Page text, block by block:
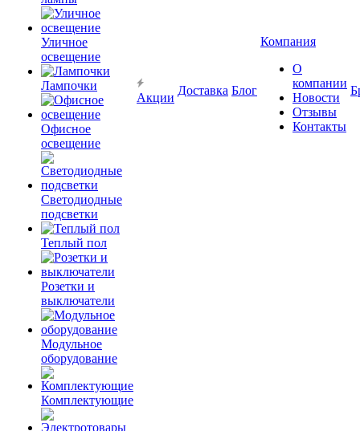
Уличное
освещение
Лампочки
Офисное
освещение
Светодиодные
подсветки
Теплый пол
Розетки и
выключатели
Модульное
оборудование
Комплектующие
Акции
Доставка Блог
Компания
О
компании
Новости
Отзывы
Контакты